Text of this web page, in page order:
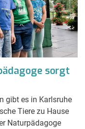
sorgt
gibt es in Karlsruhe
Tiere zu Hause
Naturpädagoge